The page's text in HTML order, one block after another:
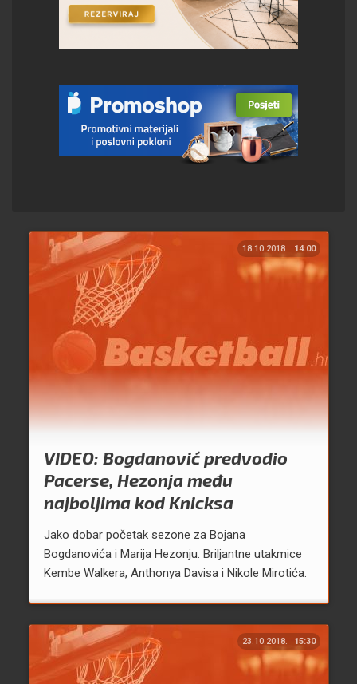
18.10.2018. 14:00
VIDEO: Bogdanović predvodio
Pacerse, Hezonja među
najboljima kod Knicksa
Jako dobar početak sezone za Bojana
Bogdanovića i Marija Hezonju. Briljantne utakmice
Kembe Walkera, Anthonya Davisa i Nikole Mirotića.
23.10.2018. 15:30